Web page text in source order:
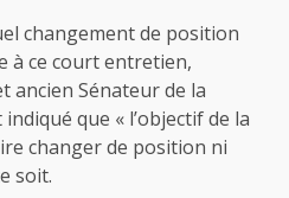
changement de position
à ce court entretien,
ancien Sénateur de la
que « l’objectif de la
changer de position ni
soit.